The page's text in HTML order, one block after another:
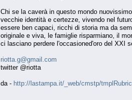
Chi se la caverà in questo mondo
vecchie identità e certezze, vivendo nel
essere ben capaci, ricchi di storia ma da
originale e viva, le famiglie risparmiano, il
ci lasciano perdere l'occasioned'oro del XXI
riotta.g@gmail.com
twitter @riotta
da - http://lastampa.it/_web/cmstp/